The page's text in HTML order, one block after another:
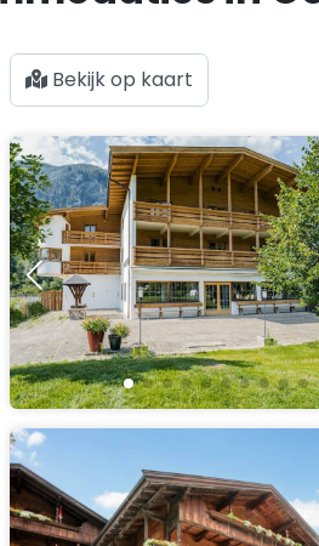
Bekijk op kaart